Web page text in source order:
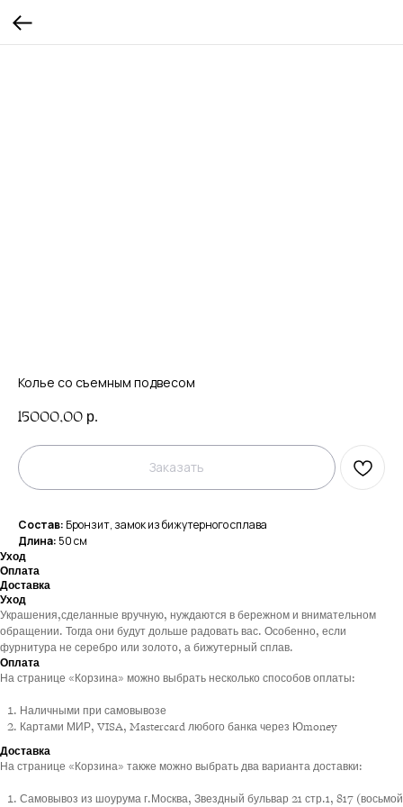
Колье со съемным подвесом
15000,00 р.
Заказать
Состав: Бронзит, замок из бижутерного сплава
Длина: 50 см
Уход
Оплата
Доставка
Уход
Украшения,сделанные вручную, нуждаются в бережном и внимательном
обращении. Тогда они будут дольше радовать вас. Особенно, если
фурнитура не серебро или золото, а бижутерный сплав.
Оплата
На странице «Корзина» можно выбрать несколько способов оплаты:
Наличными при самовывозе
Картами МИР, VISA, Mastercard любого банка через Юmoney
Доставка
На странице «Корзина» также можно выбрать два варианта доставки:
Самовывоз из шоурума г.Москва, Звездный бульвар 21 стр.1, 817 (восьмой